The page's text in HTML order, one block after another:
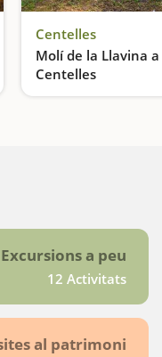
Centelles
Molí de la Llavina a
Centelles
L'essència rural
Excursions a peu
12 Activitats
al patrimoni